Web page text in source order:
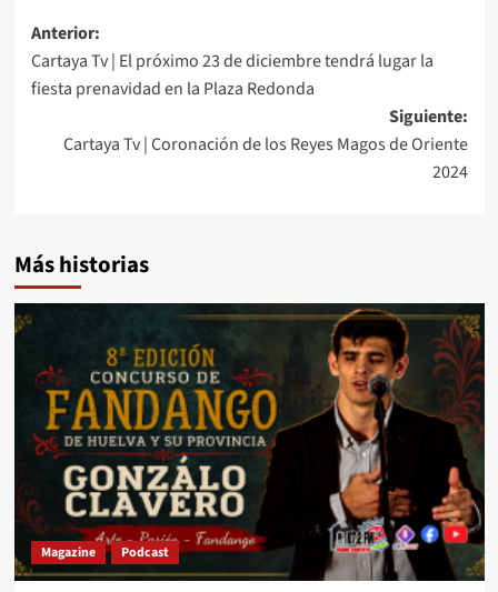
Anterior:
Cartaya Tv | El próximo 23 de diciembre tendrá lugar la
fiesta prenavidad en la Plaza Redonda
Siguiente:
Cartaya Tv | Coronación de los Reyes Magos de Oriente
2024
Más historias
Magazine Podcast